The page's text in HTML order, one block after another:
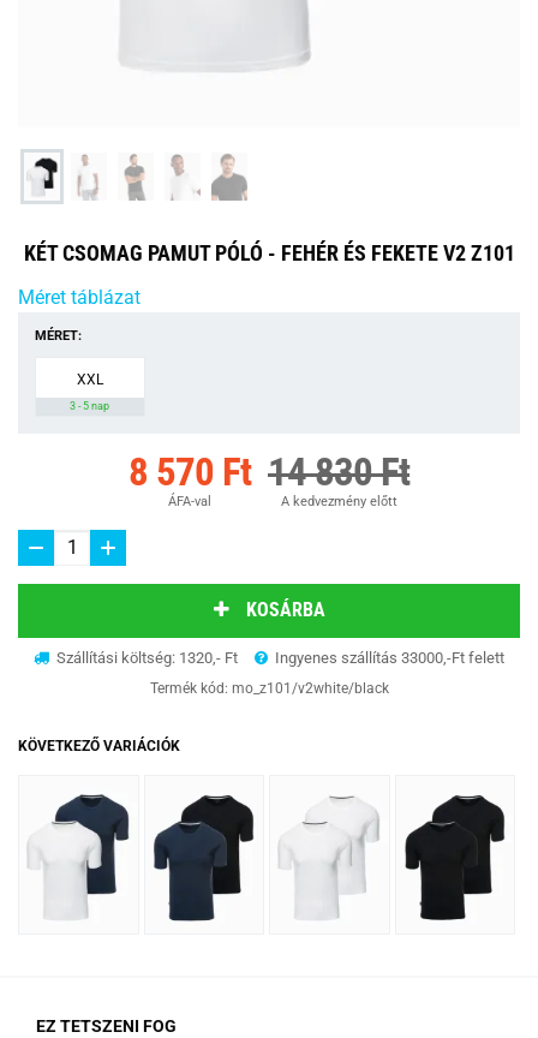
KÉT CSOMAG PAMUT PÓLÓ - FEHÉR ÉS FEKETE V2 Z101
Méret táblázat
MÉRET:
XXL
3 - 5 nap
8 570 Ft
ÁFA-val
14 830 Ft
A kedvezmény előtt
KOSÁRBA
Szállítási költség: 1320,- Ft Ingyenes szállítás 33000,-Ft felett
Termék kód: mo_z101/v2white/black
KÖVETKEZŐ VARIÁCIÓK
EZ TETSZENI FOG